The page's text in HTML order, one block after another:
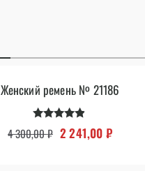
Женский ремень № 21186
Оценка
4.75
4 300,00₽ Первоначальная
2 241,00 ₽